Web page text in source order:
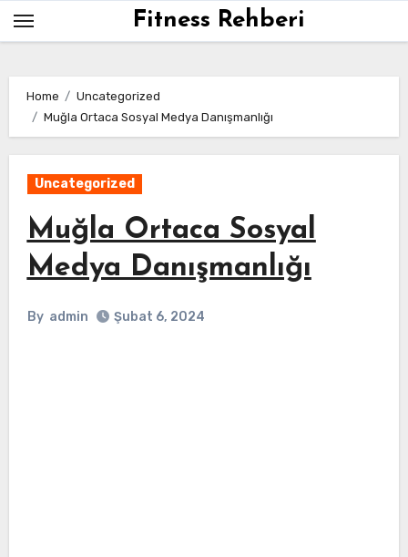
Skip
to
Fitness Rehberi
Home
Uncategorized
Muğla Ortaca Sosyal Medya Danışmanlığı
Uncategorized
Muğla Ortaca Sosyal
Medya Danışmanlığı
By admin Şubat 6, 2024